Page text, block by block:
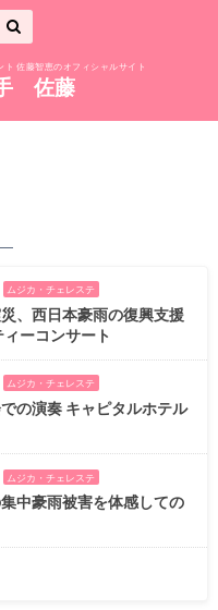
佐藤智恵のオフィシャルサイト
ムジカ・チェレステ
、西日本豪雨の復興支援
ーコンサート
ムジカ・チェレステ
の演奏 キャピタルホテル
ムジカ・チェレステ
中豪雨被害を体感しての